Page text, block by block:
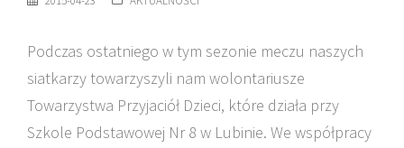
Podczas ostatniego w tym sezonie meczu naszych
siatkarzy towarzyszyli nam wolontariusze
Towarzystwa Przyjaciół Dzieci, które działa przy
Szkole Podstawowej Nr 8 w Lubinie. We współpracy